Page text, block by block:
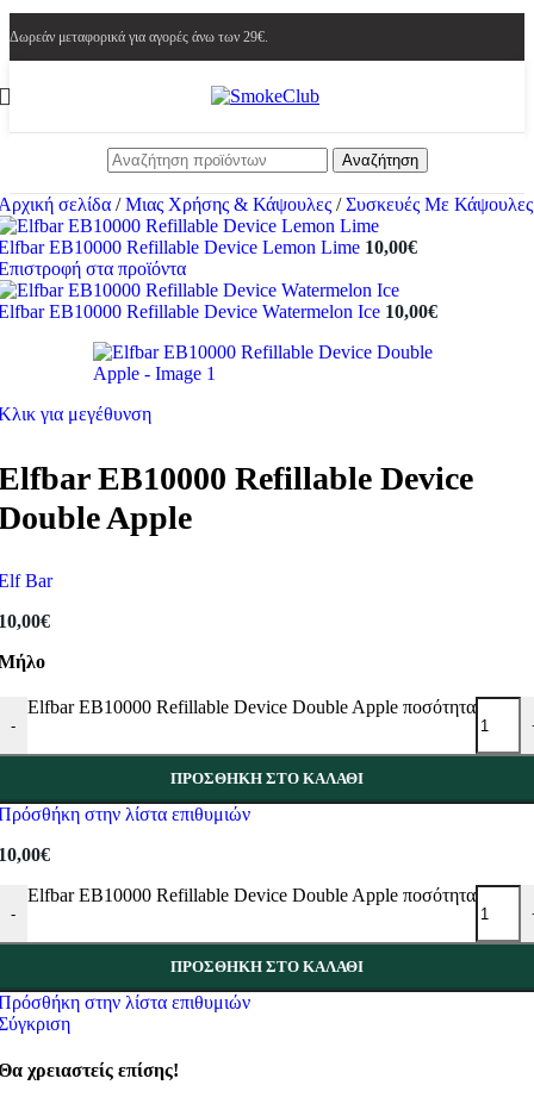
Δωρεάν μεταφορικά για αγορές άνω των 29€.
Αναζήτηση
σελίδα / Μιας Χρήσης & Κάψουλες / Συσκευές Με Κάψουλες
EB10000 Refillable Device Lemon Lime 10,00€
στα προϊόντα
EB10000 Refillable Device Watermelon Ice 10,00€
για μεγέθυνση
EB10000 Refillable Device
Apple
Bar
€
-
Elfbar EB10000 Refillable Device Double Apple ποσότητα
ΠΡΟΣΘΉΚΗ ΣΤΟ ΚΑΛΆΘΙ
στην λίστα επιθυμιών
€
-
Elfbar EB10000 Refillable Device Double Apple ποσότητα
ΠΡΟΣΘΉΚΗ ΣΤΟ ΚΑΛΆΘΙ
στην λίστα επιθυμιών
χρειαστείς επίσης!